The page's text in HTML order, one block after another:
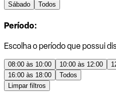
Sábado
Todos
Período:
Escolha o período que possui
08:00 às 10:00 10:00 às 12:00
16:00 às 18:00
Todos
Limpar filtros